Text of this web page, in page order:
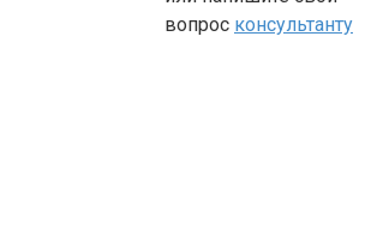
вопрос консультанту